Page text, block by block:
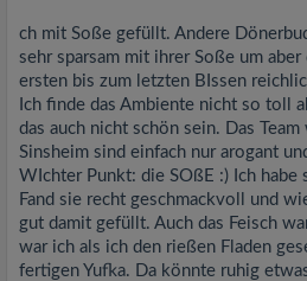
ch mit Soße gefüllt. Andere
sehr sparsam mit ihrer Soße um
ersten bis zum letzten BIssen
Ich finde das Ambiente nicht so toll
das auch nicht schön sein. Das
Sinsheim sind einfach nur arogant
WIchter Punkt: die SOßE :) Ich habe
Fand sie recht geschmackvoll und
gut damit gefüllt. Auch das Feisch
war ich als ich den rießen Fladen
fertigen Yufka. Da könnte ruhig